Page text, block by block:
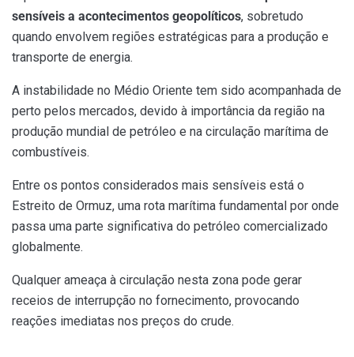
sensíveis a acontecimentos geopolíticos, sobretudo
quando envolvem regiões estratégicas para a produção e
transporte de energia.
A instabilidade no Médio Oriente tem sido acompanhada de
perto pelos mercados, devido à importância da região na
produção mundial de petróleo e na circulação marítima de
combustíveis.
Entre os pontos considerados mais sensíveis está o
Estreito de Ormuz, uma rota marítima fundamental por onde
passa uma parte significativa do petróleo comercializado
globalmente.
Qualquer ameaça à circulação nesta zona pode gerar
receios de interrupção no fornecimento, provocando
reações imediatas nos preços do crude.